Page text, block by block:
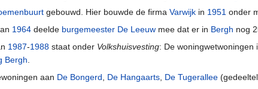
gebouwd. Hier bouwde de firma Varwijk in 1951 onder
1964 deelde burgemeester De Leeuw mee dat er in Bergh nog
1987-1988 staat onder Volkshuisvesting: De
Bergh
aan De Bongerd De Hangaarts De Tugerallee